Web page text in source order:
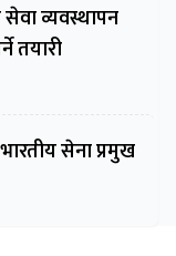
व्यवस्थापन
तयारी
सेना प्रमुख